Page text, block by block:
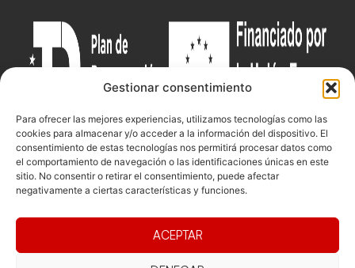
Gestionar consentimiento
Para ofrecer las mejores experiencias, utilizamos tecnologías como las
cookies para almacenar y/o acceder a la información del dispositivo. El
consentimiento de estas tecnologías nos permitirá procesar datos como
el comportamiento de navegación o las identificaciones únicas en este
sitio. No consentir o retirar el consentimiento, puede afectar
negativamente a ciertas características y funciones.
ACEPTAR
Junta
CompeticionsDocumentacio
Transparència
Eleccions
Contacte
08003